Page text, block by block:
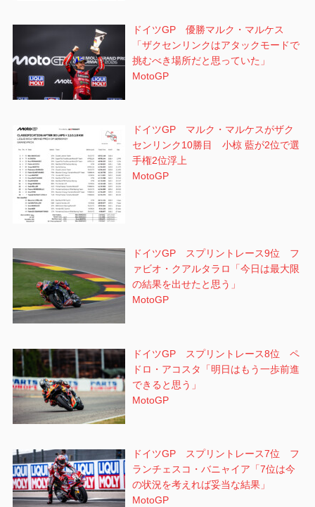
ドイツGP 優勝マルク・マルケス
「ザクセンリンクはアタックモードで
挑むべき場所だと思っていた」
MotoGP
ドイツGP マルク・マルケスがザク
センリンク10勝目 小椋 藍が2位で選
手権2位浮上
MotoGP
ドイツGP スプリントレース9位 フ
ァビオ・クアルタラロ「今日は最大限
の結果を出せたと思う」
MotoGP
ドイツGP スプリントレース8位 ペ
ドロ・アコスタ「明日はもう一歩前進
できると思う」
MotoGP
ドイツGP スプリントレース7位 フ
ランチェスコ・バニャイア「7位は今
の状況を考えれば妥当な結果」
MotoGP